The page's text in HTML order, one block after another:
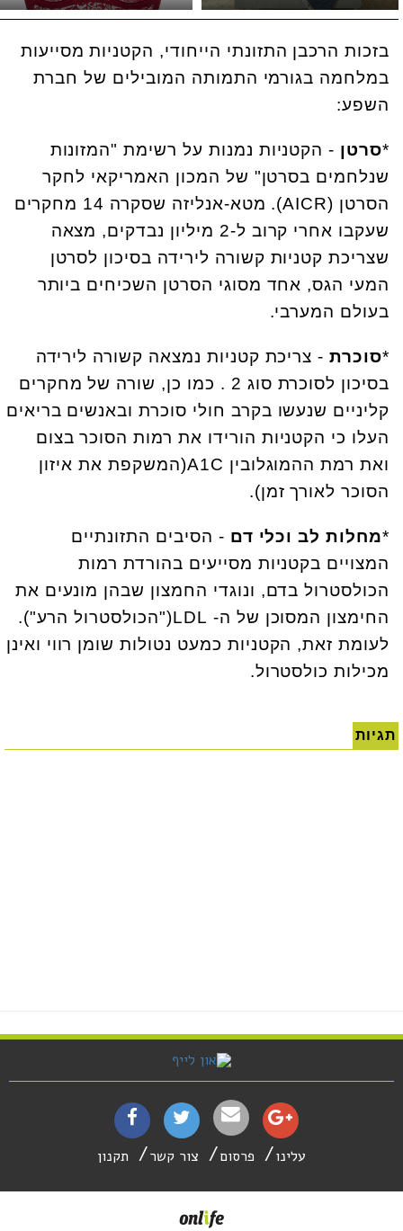
בזכות הרכבן התזונתי הייחודי, הקטניות מסייעות
במלחמה בגורמי התמותה המובילים של חברת
השפע:
*סרטן - הקטניות נמנות על רשימת "המזונות
שנלחמים בסרטן" של המכון האמריקאי לחקר
הסרטן (AICR
). מטא-אנליזה שסקרה 14 מחקרים
שעקבו אחרי קרוב ל-2 מיליון נבדקים, מצאה
שצריכת קטניות קשורה לירידה בסיכון לסרטן
המעי הגס, אחד מסוגי הסרטן השכיחים ביותר
בעולם המערבי.
*סוכרת - צריכת קטניות נמצאה קשורה לירידה
בסיכון לסוכרת סוג 2 . כמו כן, שורה של מחקרים
קליניים שנעשו בקרב חולי סוכרת ובאנשים בריאים
העלו כי הקטניות הורידו את רמות הסוכר בצום
ואת רמת ההמוגלובין A1C(המשקפת את איזון
הסוכר לאורך זמן).
*מחלות לב וכלי דם - הסיבים התזונתיים
המצויים בקטניות מסייעים בהורדת רמות
הכולסטרול בדם, ונוגדי החמצון שבהן מונעים את
החימצון המסוכן של ה- LDL("הכולסטרול הרע").
לעומת זאת, הקטניות כמעט נטולות שומן רווי ואינן
מכילות כולסטרול.
תגיות
עלינו פרסום צור קשר תקנון